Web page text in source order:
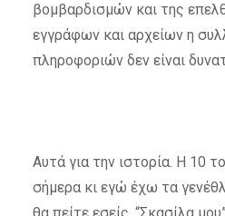
βομβαρδισμών και της
εγγράφων και αρχείων η
πληροφοριών δεν είναι
Αυτά για την ιστορία. Η 10
σήμερα κι εγώ έχω τα